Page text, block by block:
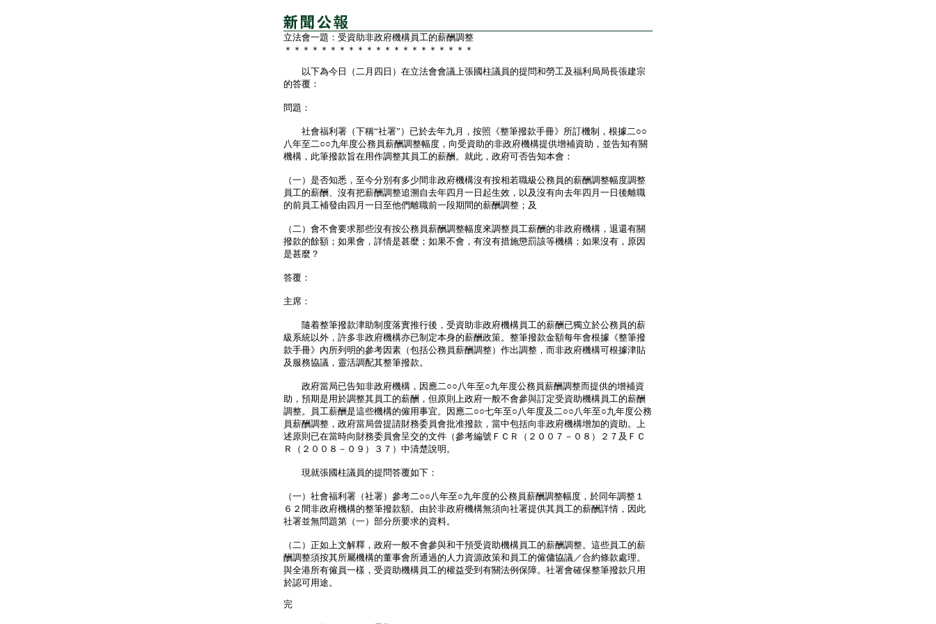
立法會一題：受資助非政府機構員工的薪酬調整
＊＊＊＊＊＊＊＊＊＊＊＊＊＊＊＊＊＊＊＊＊
以下為今日（二月四日）在立法會會議上張國柱議員的提問和勞工及福利局局長張建宗
的答覆：
問題：
社會福利署（下稱“社署”）已於去年九月，按照《整筆撥款手冊》所訂機制，根據二○○
八年至二○○九年度公務員薪酬調整幅度，向受資助的非政府機構提供增補資助，並告知有關
機構，此筆撥款旨在用作調整其員工的薪酬。就此，政府可否告知本會：
（一）是否知悉，至今分別有多少間非政府機構沒有按相若職級公務員的薪酬調整幅度調整
員工的薪酬、沒有把薪酬調整追溯自去年四月一日起生效，以及沒有向去年四月一日後離職
的前員工補發由四月一日至他們離職前一段期間的薪酬調整；及
（二）會不會要求那些沒有按公務員薪酬調整幅度來調整員工薪酬的非政府機構，退還有關
撥款的餘額；如果會，詳情是甚麼；如果不會，有沒有措施懲罰該等機構；如果沒有，原因
是甚麼？
答覆：
主席：
隨着整筆撥款津助制度落實推行後，受資助非政府機構員工的薪酬已獨立於公務員的薪
級系統以外，許多非政府機構亦已制定本身的薪酬政策。整筆撥款金額每年會根據《整筆撥
款手冊》內所列明的參考因素（包括公務員薪酬調整）作出調整，而非政府機構可根據津貼
及服務協議，靈活調配其整筆撥款。
政府當局已告知非政府機構，因應二○○八年至○九年度公務員薪酬調整而提供的增補資
助，預期是用於調整其員工的薪酬，但原則上政府一般不會參與訂定受資助機構員工的薪酬
調整。員工薪酬是這些機構的僱用事宜。因應二○○七年至○八年度及二○○八年至○九年度公務
員薪酬調整，政府當局曾提請財務委員會批准撥款，當中包括向非政府機構增加的資助。上
述原則已在當時向財務委員會呈交的文件（參考編號ＦＣＲ（２００７－０８）２７及ＦＣ
Ｒ（２００８－０９）３７）中清楚說明。
現就張國柱議員的提問答覆如下：
（一）社會福利署（社署）參考二○○八年至○九年度的公務員薪酬調整幅度，於同年調整１
６２間非政府機構的整筆撥款額。由於非政府機構無須向社署提供其員工的薪酬詳情，因此
社署並無問題第（一）部分所要求的資料。
（二）正如上文解釋，政府一般不會參與和干預受資助機構員工的薪酬調整。這些員工的薪
酬調整須按其所屬機構的董事會所通過的人力資源政策和員工的僱傭協議／合約條款處理。
與全港所有僱員一樣，受資助機構員工的權益受到有關法例保障。社署會確保整筆撥款只用
於認可用途。
完